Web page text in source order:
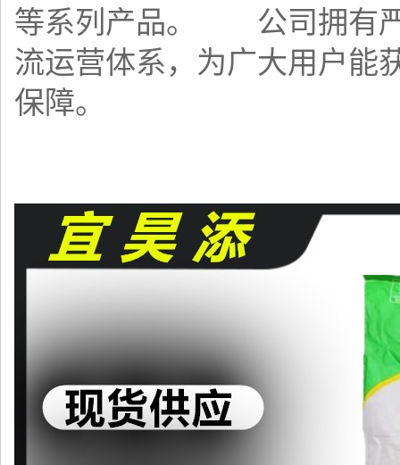
等系列产品。 公司拥有严
流运营体系，为广大用户能
保障。